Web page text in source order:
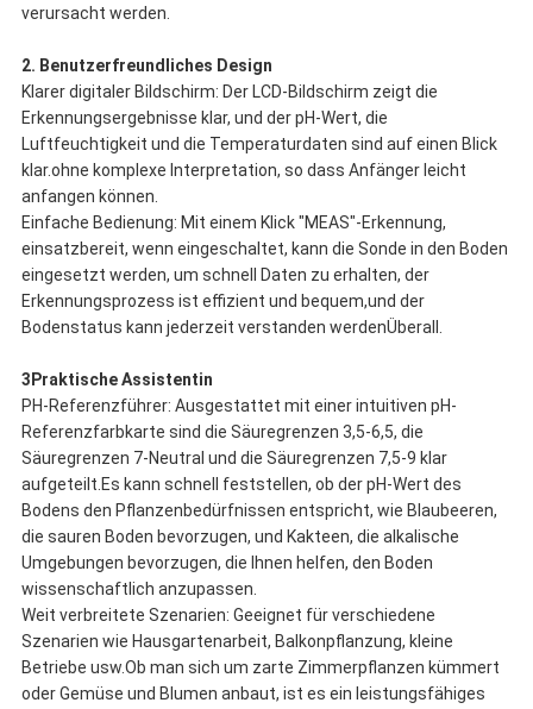
verursacht werden.
2. Benutzerfreundliches Design
Klarer digitaler Bildschirm: Der LCD-Bildschirm zeigt die
Erkennungsergebnisse klar, und der pH-Wert, die
Luftfeuchtigkeit und die Temperaturdaten sind auf einen Blick
klar.ohne komplexe Interpretation, so dass Anfänger leicht
anfangen können.
Einfache Bedienung: Mit einem Klick "MEAS"-Erkennung,
einsatzbereit, wenn eingeschaltet, kann die Sonde in den Boden
eingesetzt werden, um schnell Daten zu erhalten, der
Erkennungsprozess ist effizient und bequem,und der
Bodenstatus kann jederzeit verstanden werdenÜberall.
3Praktische Assistentin
PH-Referenzführer: Ausgestattet mit einer intuitiven pH-
Referenzfarbkarte sind die Säuregrenzen 3,5-6,5, die
Säuregrenzen 7-Neutral und die Säuregrenzen 7,5-9 klar
aufgeteilt.Es kann schnell feststellen, ob der pH-Wert des
Bodens den Pflanzenbedürfnissen entspricht, wie Blaubeeren,
die sauren Boden bevorzugen, und Kakteen, die alkalische
Umgebungen bevorzugen, die Ihnen helfen, den Boden
wissenschaftlich anzupassen.
Weit verbreitete Szenarien: Geeignet für verschiedene
Szenarien wie Hausgartenarbeit, Balkonpflanzung, kleine
Betriebe usw.Ob man sich um zarte Zimmerpflanzen kümmert
oder Gemüse und Blumen anbaut, ist es ein leistungsfähiges